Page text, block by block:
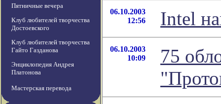
Пятничные вечера
Клуб любителей творчества
Достоевского
Клуб любителей творчества
Гайто Газданова
Энциклопедия Андрея
Платонова
Мастерская перевода
06.10.2003
12:56
Intel
06.10.2003
10:09
75